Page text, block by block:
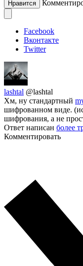
Нравится
Facebook
Вконтакте
Twitter
lashtal @lashtal
Хм, ну стандартный
шифрованном виде.
шифрования, а не
Ответ написан более
Комментировать